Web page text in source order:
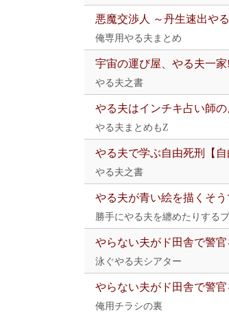
悪魔交渉人 ～丹生速出や
俺専用やる夫まとめ
宇宙の運び屋、やる夫一家!
やる夫之書
やる夫はインチキ占い師
やる夫まとめもZ
やる夫で学ぶ自由死刑【自
やる夫之書
やる夫が青い絵を描くそう
勝手にやる夫を纏めたりする
やらない夫がド田舎で警
泳ぐやる夫シアター
やらない夫がド田舎で警
俺用チラシの裏